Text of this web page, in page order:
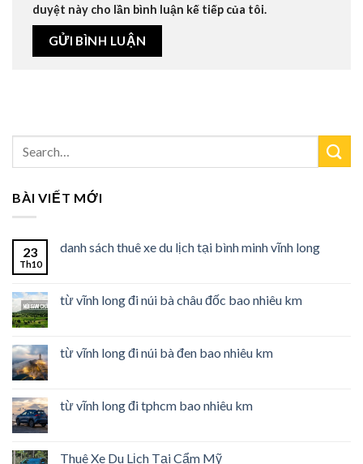
tv
tv
duyệt này cho lần bình luận kế tiếp của tôi.
BÀI VIẾT MỚI
23
Th10
danh sách thuê xe du lịch tại bình minh vĩnh long
từ vĩnh long đi núi bà châu đốc bao nhiêu km
từ vĩnh long đi núi bà đen bao nhiêu km
từ vĩnh long đi tphcm bao nhiêu km
Thuê Xe Du Lịch Tại Cẩm Mỹ